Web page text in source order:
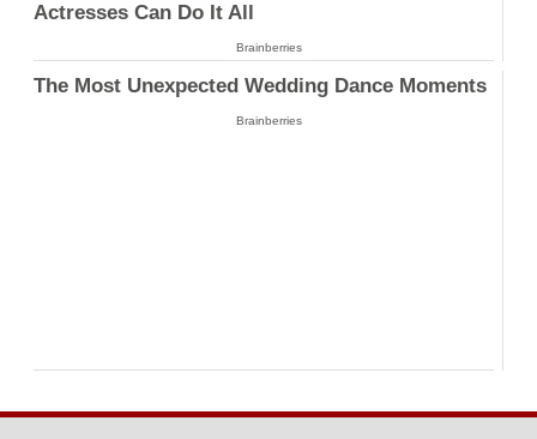
Actresses Can Do It All
Brainberries
The Most Unexpected Wedding Dance Moments
Brainberries